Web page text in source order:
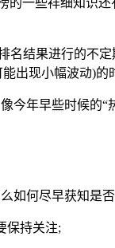
名结果进行的
出现小幅波动)
今年早些时候的
何尽早获知是
保持关注;